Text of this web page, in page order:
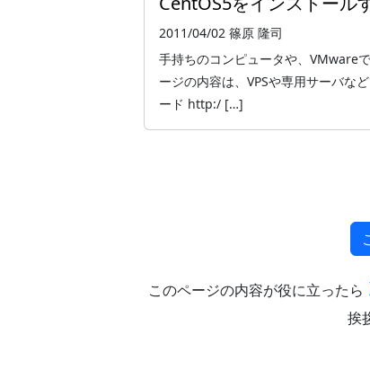
2011/04/02 篠原 隆司
手持ちのコンピュータや、VMware
ージの内容は、VPSや専用サーバな
ード http:/ […]
このページの内容が役に立ったら
挨